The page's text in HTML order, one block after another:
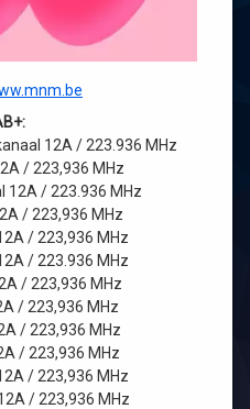
12A / 223.936 MHz
/ 223,936 MHz
12A / 223.936 MHz
/ 223,936 MHz
/ 223,936 MHz
/ 223.936 MHz
/ 223,936 MHz
/ 223,936 MHz
/ 223,936 MHz
/ 223,936 MHz
/ 223,936 MHz
/ 223,936 MHz